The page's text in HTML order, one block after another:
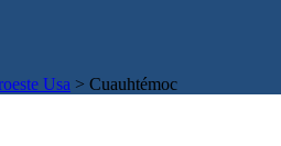
Usa > Cuauhtémoc